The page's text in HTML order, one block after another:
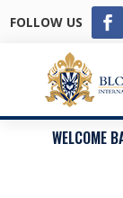
FOLLOW US
WELCOME